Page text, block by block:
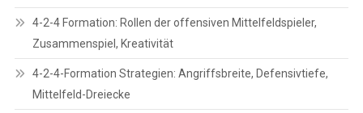
4-2-4 Formation: Rollen der offensiven Mittelfeldspieler,
Zusammenspiel, Kreativität
4-2-4-Formation Strategien: Angriffsbreite, Defensivtiefe,
Mittelfeld-Dreiecke